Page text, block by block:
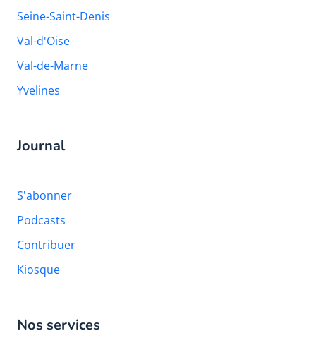
Seine-Saint-Denis
Val-d'Oise
Val-de-Marne
Yvelines
Journal
S'abonner
Podcasts
Contribuer
Kiosque
Nos services